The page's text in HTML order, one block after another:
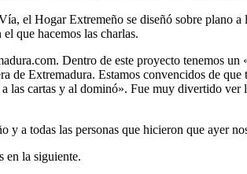
el Hogar Extremeño se diseñó sobre plano
que hacemos las charlas.
Dentro de este proyecto tenemos
Extremadura. Estamos convencidos de
cartas y al dominó». Fue muy divertido
a todas las personas que hicieron que ayer
en la siguiente.